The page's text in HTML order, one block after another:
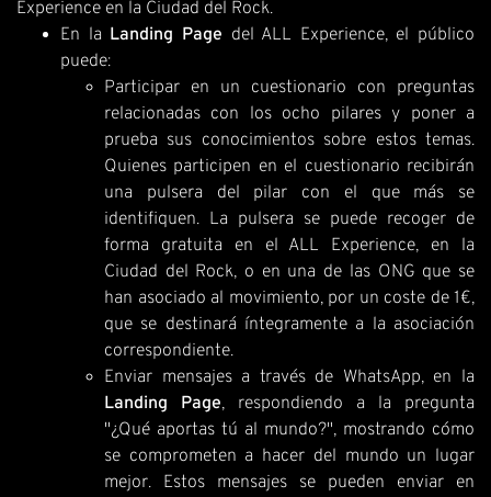
Experience en la Ciudad del Rock.
En la Landing Page del ALL Experience, el público
puede:
Participar en un cuestionario con preguntas
relacionadas con los ocho pilares y poner a
prueba sus conocimientos sobre estos temas.
Quienes participen en el cuestionario recibirán
una pulsera del pilar con el que más se
identifiquen. La pulsera se puede recoger de
forma gratuita en el ALL Experience, en la
Ciudad del Rock, o en una de las ONG que se
han asociado al movimiento, por un coste de 1€,
que se destinará íntegramente a la asociación
correspondiente.
Enviar mensajes a través de WhatsApp, en la
Landing Page, respondiendo a la pregunta
"¿Qué aportas tú al mundo?", mostrando cómo
se comprometen a hacer del mundo un lugar
mejor. Estos mensajes se pueden enviar en